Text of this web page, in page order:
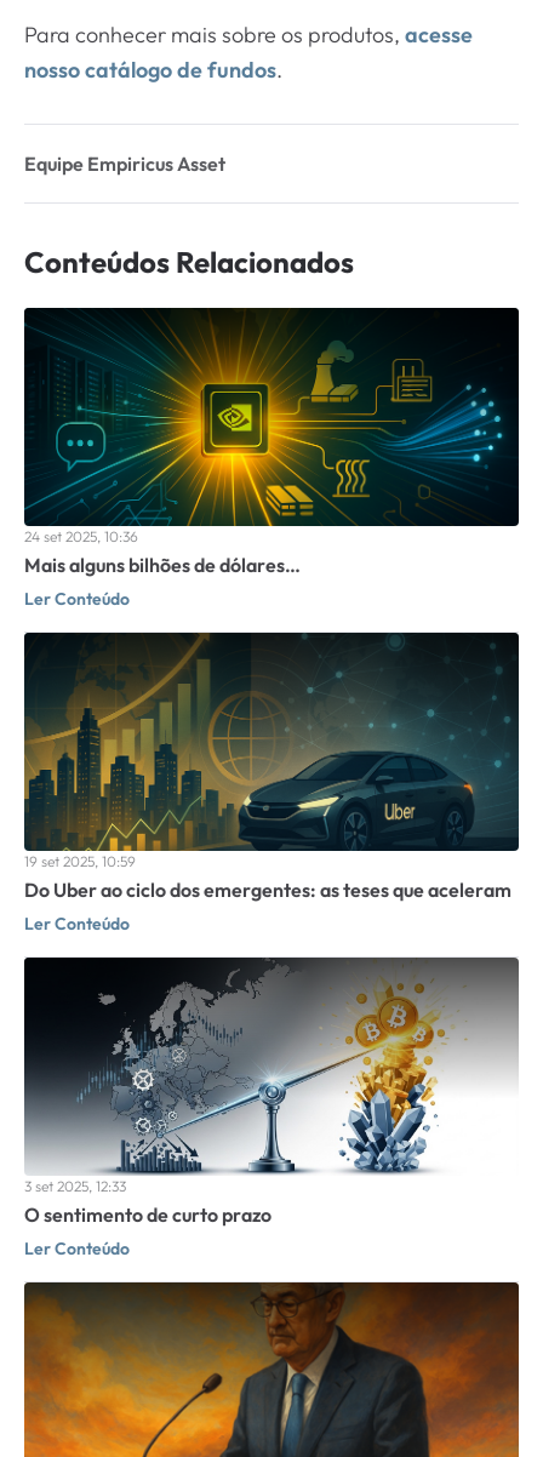
Para conhecer mais sobre os produtos, acesse
nosso catálogo de fundos.
Equipe Empiricus Asset
Conteúdos Relacionados
24 set 2025, 10:36
Mais alguns bilhões de dólares…
Ler Conteúdo
19 set 2025, 10:59
Do Uber ao ciclo dos emergentes: as teses que aceleram
Ler Conteúdo
3 set 2025, 12:33
O sentimento de curto prazo
Ler Conteúdo